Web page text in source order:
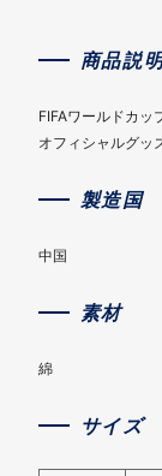
商品説
FIFAワールドカ
オフィシャルグッ
製造国
中国
素材
綿
サイズ